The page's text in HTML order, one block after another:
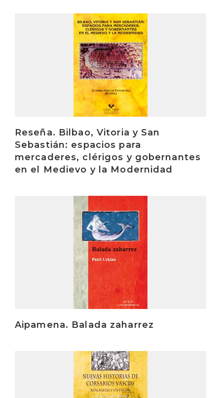
Reseña. Bilbao, Vitoria y San
Sebastián: espacios para
mercaderes, clérigos y gobernantes
en el Medievo y la Modernidad
Aipamena. Balada zaharrez